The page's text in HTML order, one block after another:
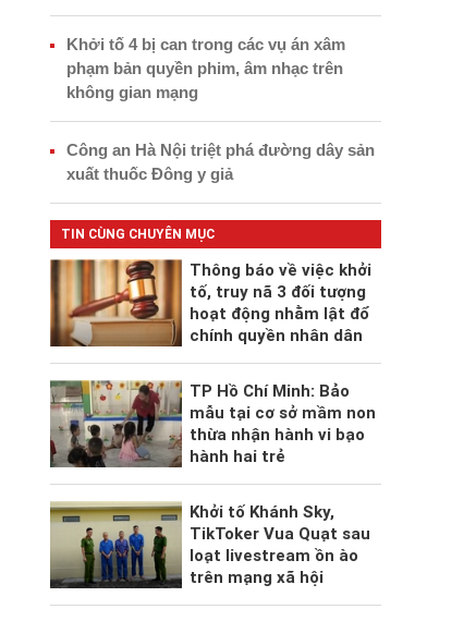
Khởi tố 4 bị can trong các vụ án xâm
phạm bản quyền phim, âm nhạc trên
không gian mạng
Công an Hà Nội triệt phá đường dây sản
xuất thuốc Đông y giả
TIN CÙNG CHUYÊN MỤC
Thông báo về việc khởi
tố, truy nã 3 đối tượng
hoạt động nhằm lật đổ
chính quyền nhân dân
TP Hồ Chí Minh: Bảo
mẫu tại cơ sở mầm non
thừa nhận hành vi bạo
hành hai trẻ
Khởi tố Khánh Sky,
TikToker Vua Quạt sau
loạt livestream ồn ào
trên mạng xã hội